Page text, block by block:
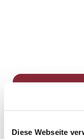
Diese Webseite
Dies